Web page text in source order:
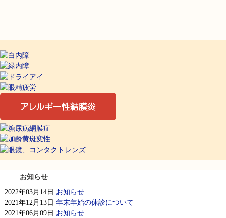
お知らせ
2022年03月14日 お知らせ
2021年12月13日 年末年始の休診について
2021年06月09日 お知らせ